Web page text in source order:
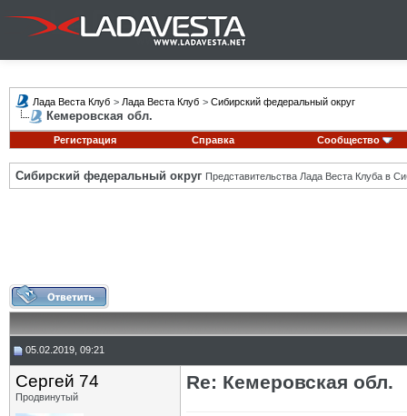
Лада Веста Клуб > Лада Веста Клуб > Сибирский федеральный округ
Кемеровская обл.
Регистрация Справка Сообщество
Сибирский федеральный округ Представительства Лада Веста Клуба в
05.02.2019, 09:21
Сергей 74
Продвинутый
Re: Кемеровская обл.